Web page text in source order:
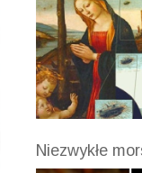
Niezwykłe